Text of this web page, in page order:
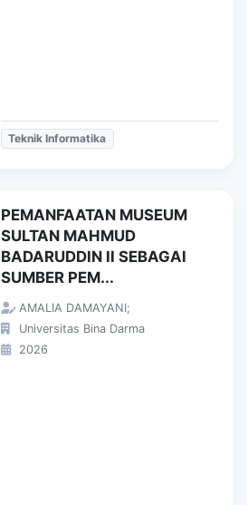
Teknik Informatika
PEMANFAATAN MUSEUM
SULTAN MAHMUD
BADARUDDIN II SEBAGAI
SUMBER PEM...
AMALIA DAMAYANI;
Universitas Bina Darma
2026